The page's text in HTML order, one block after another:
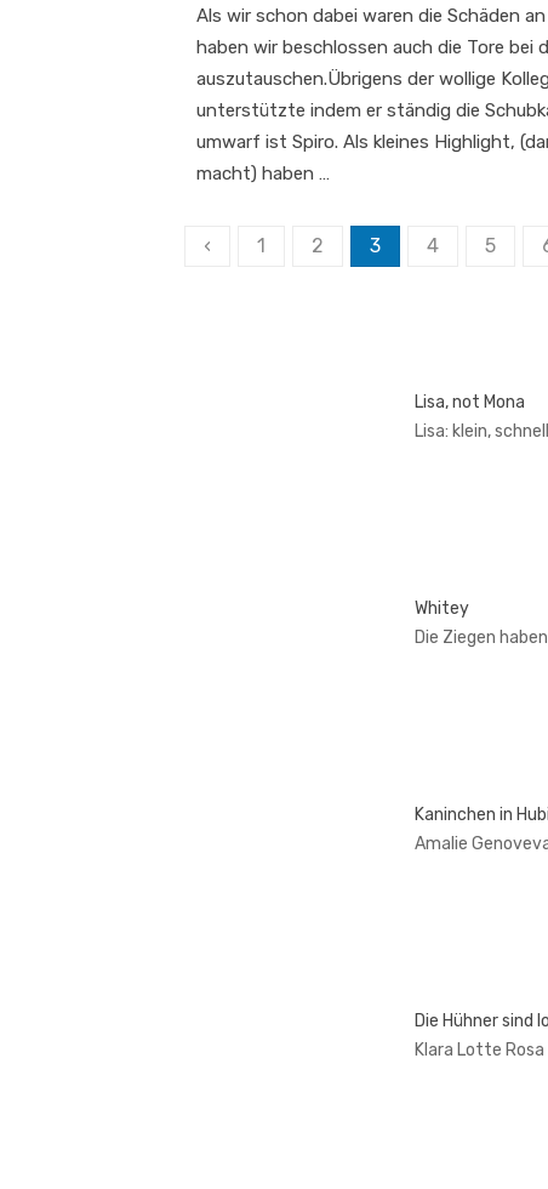
Als wir schon dabei waren die Schäden
haben wir beschlossen auch die Tore bei
auszutauschen.Übrigens der wollige
unterstützte indem er ständig die
umwarf ist Spiro. Als kleines Highlight,
macht) haben …
Seitennummerierung
‹ 1 2 3 4 5
Lisa, not Mona
Lisa: klein,
Whitey
Die Ziegen
Kaninchen in
Amalie
Die Hühner sind
Klara Lotte